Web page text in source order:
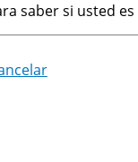
saber si usted